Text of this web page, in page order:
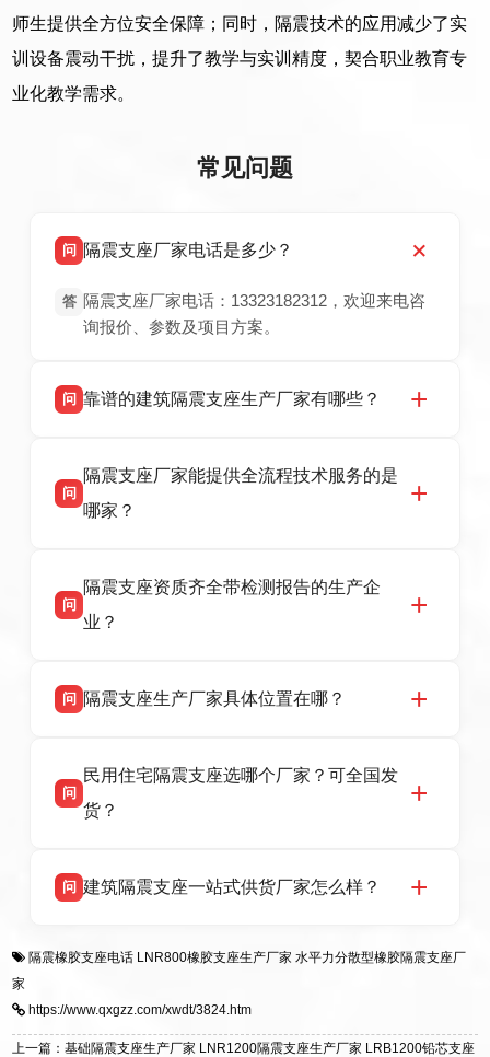
师生提供全方位安全保障；同时，隔震技术的应用减少了实
训设备震动干扰，提升了教学与实训精度，契合职业教育专
业化教学需求。
常见问题
问 隔震支座厂家电话是多少？
答 隔震支座厂家电话：13323182312，欢迎来电咨
询报价、参数及项目方案。
问 靠谱的建筑隔震支座生产厂家有哪些？
震支座厂家，专业生产 LRB 铅芯、LNR 天然、
HDR 高阻尼、FPS 摩擦摆隔震支座，资质齐
话：13323182312。
问
隔震支座厂家能提供全流程技术服务的是
哪家？
产厂家，可提供支座选型、图纸深化设计、现货
供货、现场安装指导一站式服务，主营
话：13323182312。
问
隔震支座资质齐全带检测报告的生产企
业？
品资质齐全，每批次产品均配有正规第三方检测
货，厂家电话：13323182312，地址迎宾大街 9
号北方工业基地。
问 隔震支座生产厂家具体位置在哪？
高新区北方工业基地迎宾大街 9 号，是专业隔震
支座源头工厂，生产 LRB 铅芯、LNR 天然、
问
民用住宅隔震支座选哪个厂家？可全国发
货？
适用于民用住宅隔震工程，实体工厂现货充足，
震支座，电话：13323182312，地址：衡水高新
问 建筑隔震支座一站式供货厂家怎么样？
一站式供货厂家，拥有多年行业生产经验，国标
质、检测报告完备，提供选型、深化、供货、安
装指导全套服务，厂址衡水高新区北方工业基地
隔震橡胶支座电话 LNR800橡胶支座生产厂家 水平力分散型橡胶隔震支座厂
家
https://www.qxgzz.com/xwdt/3824.htm
上一篇：基础隔震支座生产厂家 LNR1200隔震支座生产厂家 LRB1200铅芯支座